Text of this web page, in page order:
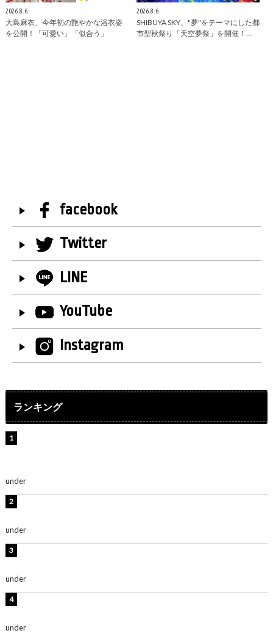
2026.8.6
大島麻衣、今年初の艶やかな浴衣姿
を公開！「可愛い」「似合う」
2026.8.6
SHIBUYA SKY、"夢"をテーマにした都
市型秋祭り「天空夢祭」を開催！…
facebook
Twitter
LINE
YouTube
Instagram
ランキング
under
under
under
under